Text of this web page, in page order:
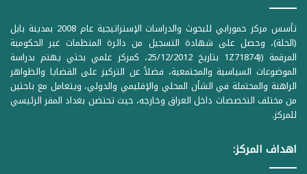
تأسس مركز حمورابي للبحوث والدراسات الإستراتيجية عام 2008 بمدينة بابل
(الحلة)، وحصل على شهادة التسجيل من دائرة المنظمات غير الحكومية
المرقمة ((1Z71874 بتاريخ 25/12/2012، كمركز علمي بحثي يهتم بدراسة
الموضوعات السياسية والمجتمعية، فضلاً عن التركيز على القضايا والظواهر
الراهنة والمحتملة في الشأن المحلي والإقليمي والدولي، ويتعامل مع باحثين
من مختلف التخصصات داخل العراق وخارجه، حيث تحتضن بغداد المقر الرئيسي
للمركز.
اهداف المركز: